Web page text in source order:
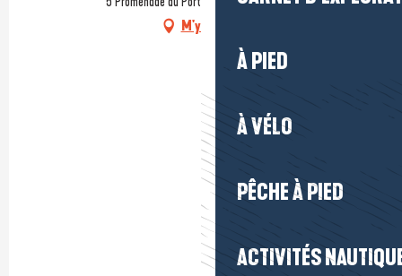
À PIED
À VÉLO
PÊCHE À PIED
ACTIVITÉS
M'y rendre